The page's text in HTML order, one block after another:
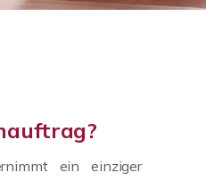
ein einziger